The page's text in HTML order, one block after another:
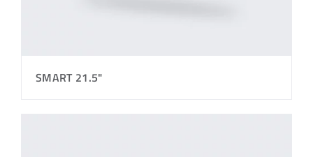
SMART 21.5"